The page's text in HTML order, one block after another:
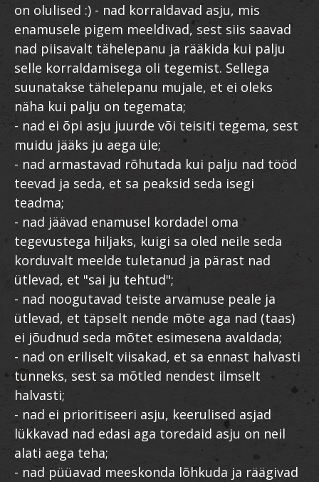
on olulised :) - nad korraldavad asju, mis
enamusele pigem meeldivad, sest siis saavad
nad piisavalt tähelepanu ja rääkida kui palju
selle korraldamisega oli tegemist. Sellega
suunatakse tähelepanu mujale, et ei oleks
näha kui palju on tegemata;
- nad ei õpi asju juurde või teisiti tegema, sest
muidu jääks ju aega üle;
- nad armastavad rõhutada kui palju nad tööd
teevad ja seda, et sa peaksid seda isegi
teadma;
- nad jäävad enamusel kordadel oma
tegevustega hiljaks, kuigi sa oled neile seda
korduvalt meelde tuletanud ja pärast nad
ütlevad, et "sai ju tehtud";
- nad noogutavad teiste arvamuse peale ja
ütlevad, et täpselt nende mõte aga nad (taas)
ei jõudnud seda mõtet esimesena avaldada;
- nad on eriliselt viisakad, et sa ennast halvasti
tunneks, sest sa mõtled nendest ilmselt
halvasti;
- nad ei prioritiseeri asju, keerulised asjad
lükkavad nad edasi aga toredaid asju on neil
alati aega teha;
- nad püüavad meeskonda lõhkuda ja räägivad